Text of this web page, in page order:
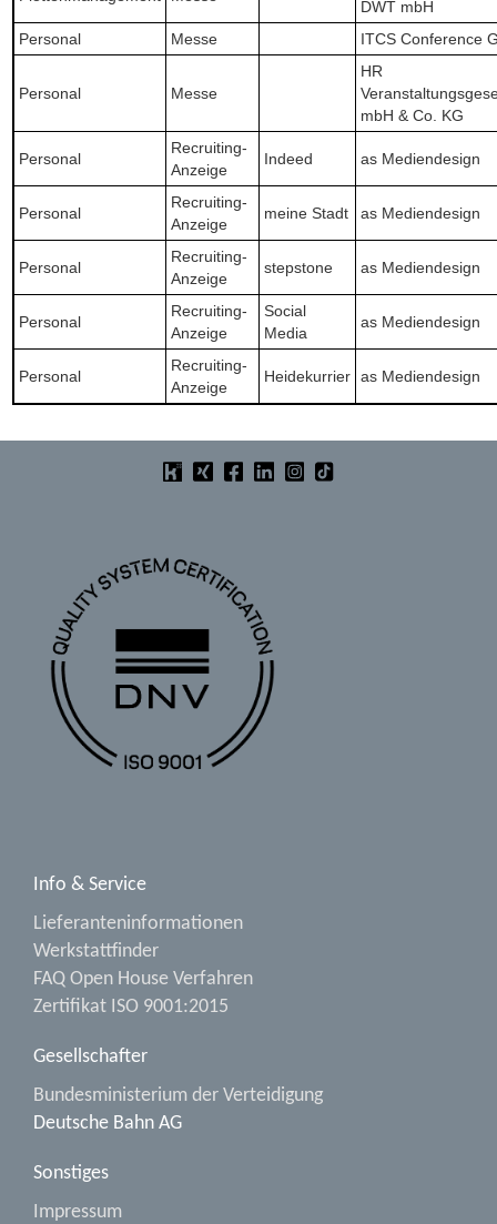
DWT mbH
Personal
Messe ITCS Conference
Personal Messe
HR
mbH & Co. KG
Personal
Recruiting-
Anzeige
Indeed as Mediendesign
Personal
Recruiting-
Anzeige
meine Stadt as Mediendesign
Personal
Recruiting-
Anzeige
stepstone as Mediendesign
Personal
Recruiting-
Anzeige
Social
Media
as Mediendesign
Personal
Recruiting-
Anzeige
Heidekurrier as Mediendesign
Info & Service
Lieferanteninformationen
Werkstattfinder
FAQ Open House Verfahren
Zertifikat ISO 9001:2015
Gesellschafter
Bundesministerium der Verteidigung
Deutsche Bahn AG
Sonstiges
Impressum